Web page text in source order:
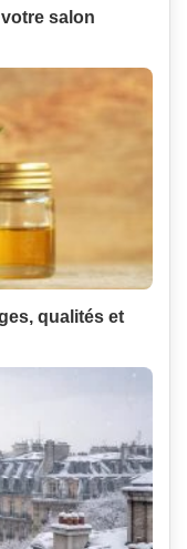
salon
qualités et